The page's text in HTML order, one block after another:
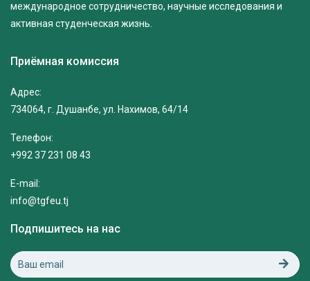
международное сотрудничество, научные исследования и
активная студенческая жизнь.
Приёмная комиссия
Адрес:
734064, г. Душанбе, ул. Нахимов, 64/14
Телефон:
+992 37 231 08 43
E-mail:
info@tgfeu.tj
Подпишитесь на нас